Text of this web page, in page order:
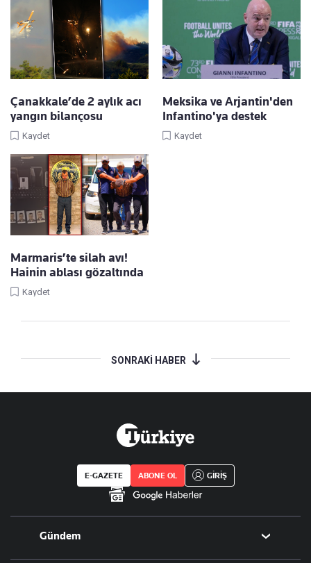
Çanakkale’de 2 aylık acı
yangın bilançosu
Kaydet
Meksika ve Arjantin'den
Infantino'ya destek
Kaydet
Marmaris’te silah avı!
Hainin ablası gözaltında
Kaydet
SONRAKİ HABER
E-GAZETE ABONE OL GİRİŞ
Gündem